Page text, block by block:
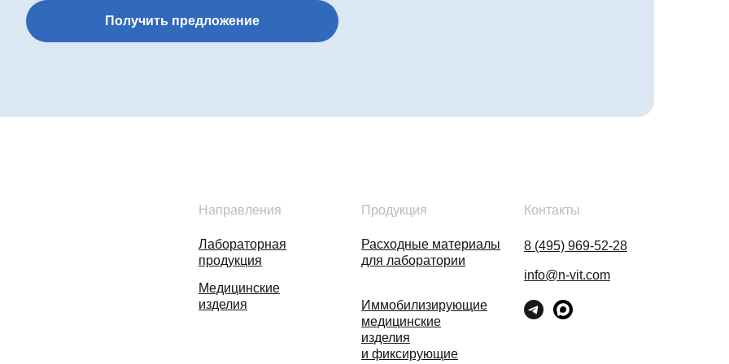
Получить предложение
Направления
Медицинские
изделия
Расходные материалы
для лаборатории
Продукция
Иммобилизирующие
медицинские
изделия
и фиксирующие
8 (495) 969-52-28
Контакты
info@n-vit.com
Лабораторная
продукция